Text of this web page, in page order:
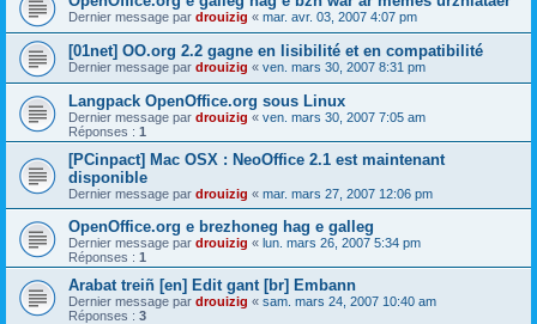
Dernier message par drouizig « mar. avr. 03, 2007 4:07 pm
[01net] OO.org 2.2 gagne en lisibilité et en compatibilité
Dernier message par drouizig « ven. mars 30, 2007 8:31 pm
Langpack OpenOffice.org sous Linux
Dernier message par drouizig « ven. mars 30, 2007 7:05 am
Réponses : 1
[PCinpact] Mac OSX : NeoOffice 2.1 est maintenant
disponible
Dernier message par drouizig « mar. mars 27, 2007 12:06 pm
OpenOffice.org e brezhoneg hag e galleg
Dernier message par drouizig « lun. mars 26, 2007 5:34 pm
Réponses : 1
Arabat treiñ [en] Edit gant [br] Embann
Dernier message par drouizig « sam. mars 24, 2007 10:40 am
Réponses : 3